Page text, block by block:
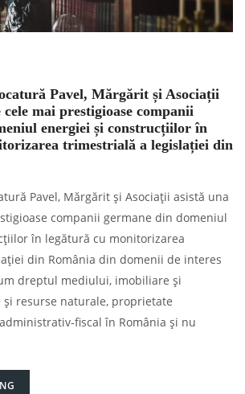
Pavel, Mărgărit și Asociații
mai prestigioase companii
energiei și construcțiilor în
trimestrială a legislației din
Pavel, Mărgărit și Asociații asistă una
companii germane din domeniul
în legătură cu monitorizarea
din România din domenii de interes
dreptul mediului, imobiliare și
resurse naturale, proprietate
fiscal în România și nu